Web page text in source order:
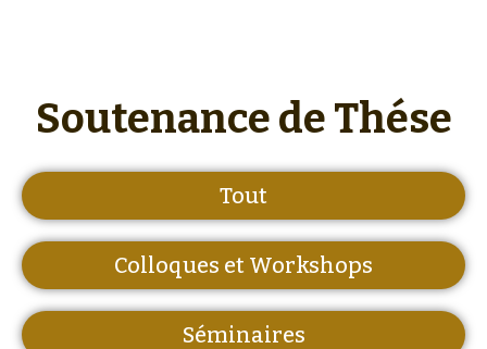
Soutenance de Thése
Tout
Colloques et Workshops
Séminaires